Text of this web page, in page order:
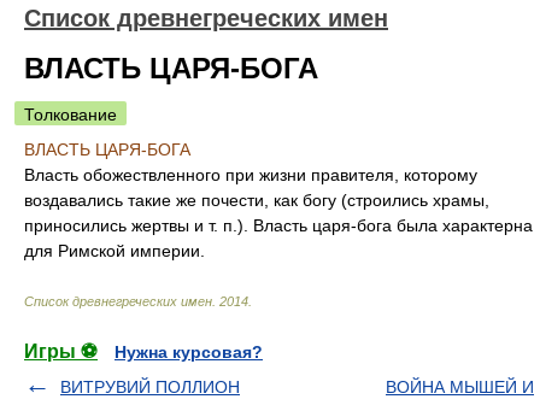
Список древнегреческих имен
ВЛАСТЬ ЦАРЯ-БОГА
Толкование
ВЛАСТЬ ЦАРЯ-БОГА
Власть обожествленного при жизни правителя, которому
воздавались такие же почести, как богу (строились храмы,
приносились жертвы и т. п.). Власть царя-бога была характерна
для Римской империи.
Список древнегреческих имен 2014
Игры ⚽
Нужна курсовая?
ВИТРУВИЙ ПОЛЛИОН
ВОЙНА МЫШЕЙ И